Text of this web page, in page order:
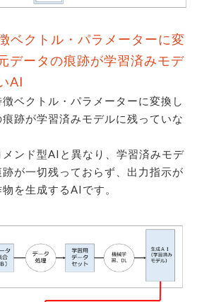
クトル・パラメーターに変
データの痕跡が学習済みモデ
AI
ベクトル・パラメーターに変換し
跡が学習済みモデルに残っていな
ンド型AIと異なり、学習済みモデ
が一切残っておらず、出力指示が
を生成するAIです。